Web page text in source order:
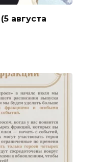
августа